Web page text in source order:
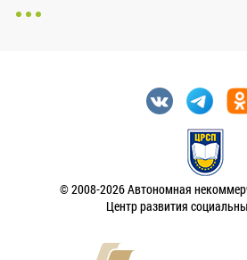
© 2008-2026 Автономная
Центр развития